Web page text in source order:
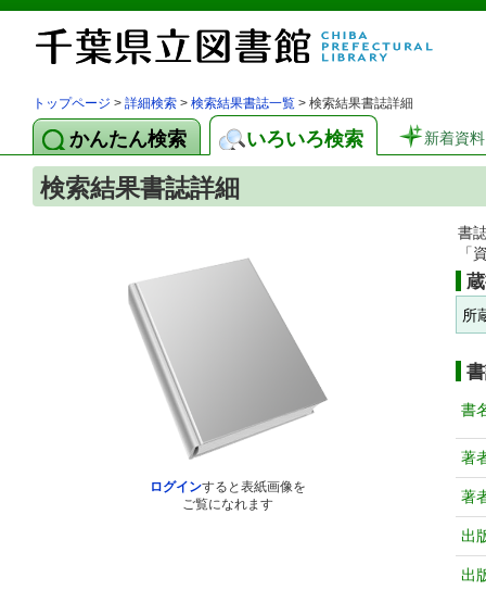
トップページ > 詳細検索 > 検索結果書誌一覧 > 検索結果書誌詳細
かんたん検索 いろいろ検索 新着資料
検索結果書誌詳細
ログインすると表紙画像を
ご覧になれます
書
「
所
書
著
著
出
出